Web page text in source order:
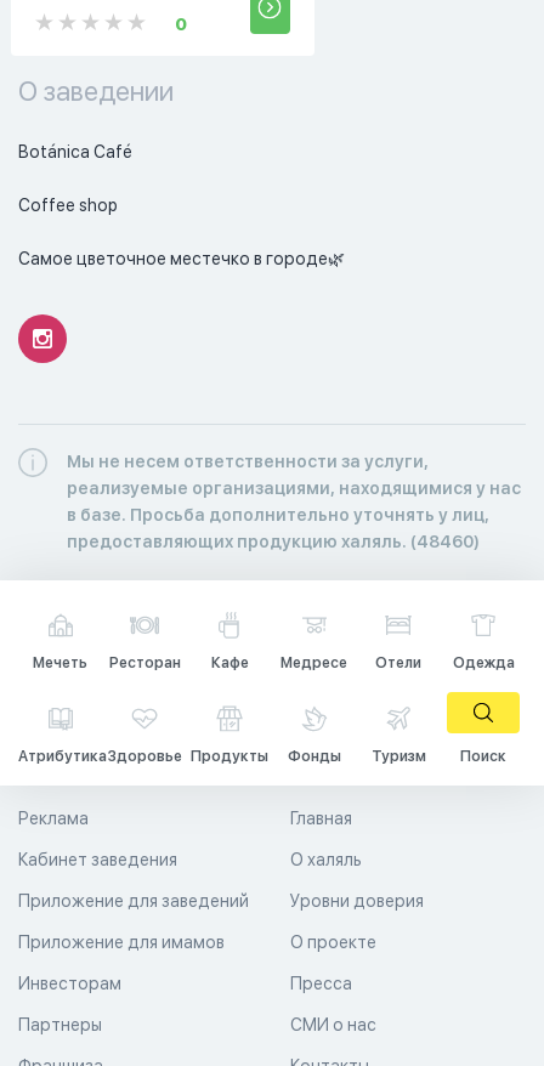
0
О заведении
Botánica Café
Coffee shop
Самое цветочное местечко в городе🌿
Мы не несем ответственности за услуги,
реализуемые организациями, находящимися у нас
в базе. Просьба дополнительно уточнять у лиц,
предоставляющих продукцию халяль. (48460)
Мечеть Ресторан Кафе Медресе Отели Одежда
АтрибутикаЗдоровье Продукты Фонды Туризм Поиск
Главная
О халяль
Уровни доверия
Реклама
Кабинет заведения
Приложение для заведений
Приложение для имамов О проекте
Пресса
СМИ о нас
Инвесторам
Партнеры